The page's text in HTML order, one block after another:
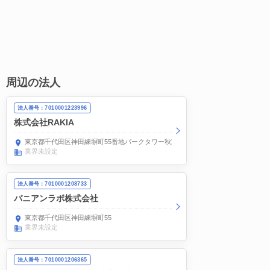
周辺の法人
法人番号：7010001223996
株式会社RAKIA
東京都千代田区神田練塀町55番地パークタワー秋葉原503号
業界未設定
法人番号：7010001208733
バニアンラボ株式会社
東京都千代田区神田練塀町55
業界未設定
法人番号：7010001206365